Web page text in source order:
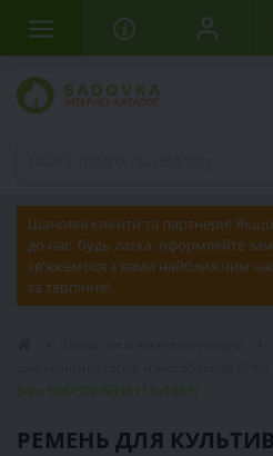
Шановні клієнти та партнери!
до нас, будь ласка, оформляйте
зв'яжемося з вами найближчим
та терпіння!
Solo 508/509/503R (13x1045)
РЕМЕНЬ ДЛЯ